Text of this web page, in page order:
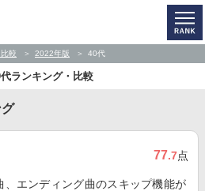
較 2022年版 40代
ランキング・比較
77.7点
、エンディング曲のスキップ機能が